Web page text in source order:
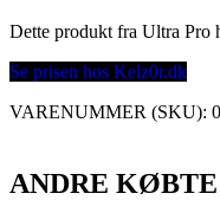
Dette produkt fra Ultra Pro
Se prisen hos Kelz0r.dk
VARENUMMER (SKU):
ANDRE KØBTE